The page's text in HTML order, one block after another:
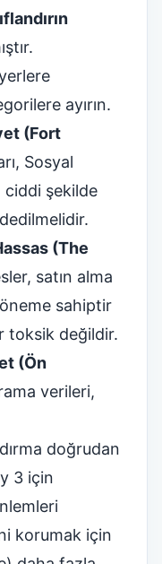
ayırın.
(Fort
Sosyal
ciddi şekilde
(The
satın alma
sahiptir
toksik değildir.
(Ön
verileri,
doğrudan
3 için
korumak için